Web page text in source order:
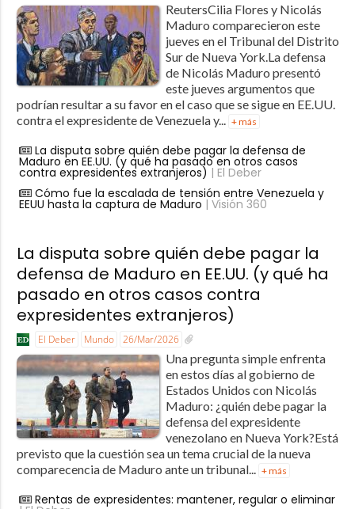
ReutersCilia Flores y Nicolás
Maduro comparecieron este
jueves en el Tribunal del Distrito
Sur de Nueva York.La defensa
de Nicolás Maduro presentó
este jueves argumentos que
podrían resultar a su favor en el caso que se sigue en EE.UU.
contra el expresidente de Venezuela y... + más
La disputa sobre quién debe pagar la defensa de
Maduro en EE.UU. (y qué ha pasado en otros casos
contra expresidentes extranjeros) | El Deber
Cómo fue la escalada de tensión entre Venezuela y
EEUU hasta la captura de Maduro | Visión 360
La disputa sobre quién debe pagar la
defensa de Maduro en EE.UU. (y qué ha
pasado en otros casos contra
expresidentes extranjeros)
El Deber Mundo 26/Mar/2026
Una pregunta simple enfrenta
en estos días al gobierno de
Estados Unidos con Nicolás
Maduro: ¿quién debe pagar la
defensa del expresidente
venezolano en Nueva York?Está
previsto que la cuestión sea un tema crucial de la nueva
comparecencia de Maduro ante un tribunal...
+ más
Rentas de expresidentes: mantener, regular o eliminar